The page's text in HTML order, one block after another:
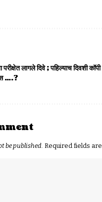
परीक्षेत लागले दिवे ; पहिल्याच दिवशी कॉपी
….?
be published. Required fields